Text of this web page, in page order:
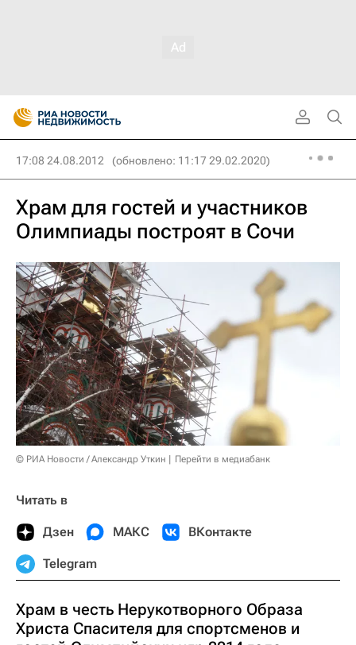
17:08 24.08.2012 (обновлено: 11:17 29.02.2020)
Храм для гостей и участников
Олимпиады построят в Сочи
© РИА Новости / Александр Уткин Перейти в медиабанк
Читать в
Дзен МАКС ВКонтакте
Telegram
Храм в честь Нерукотворного Образа
Христа Спасителя для спортсменов и